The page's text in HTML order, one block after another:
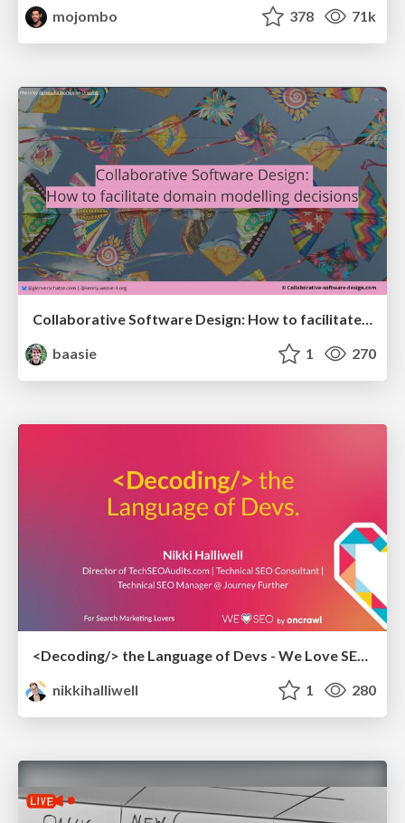
mojombo
378 71k
Collaborative Software Design: How to facilitate domain modelling decisions
baasie
1 270
<Decoding/> the Language of Devs - We Love SEO 2024
nikkihalliwell
1 280